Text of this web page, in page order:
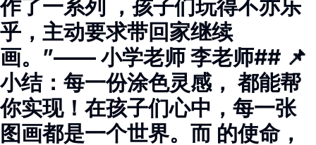
作了一系列 ，孩子们玩得不亦乐
乎，主动要求带回家继续
画。”—— 小学老师 李老师## 📌
小结：每一份涂色灵感， 都能帮
你实现！在孩子们心中，每一张
图画都是一个世界。而 的使命，